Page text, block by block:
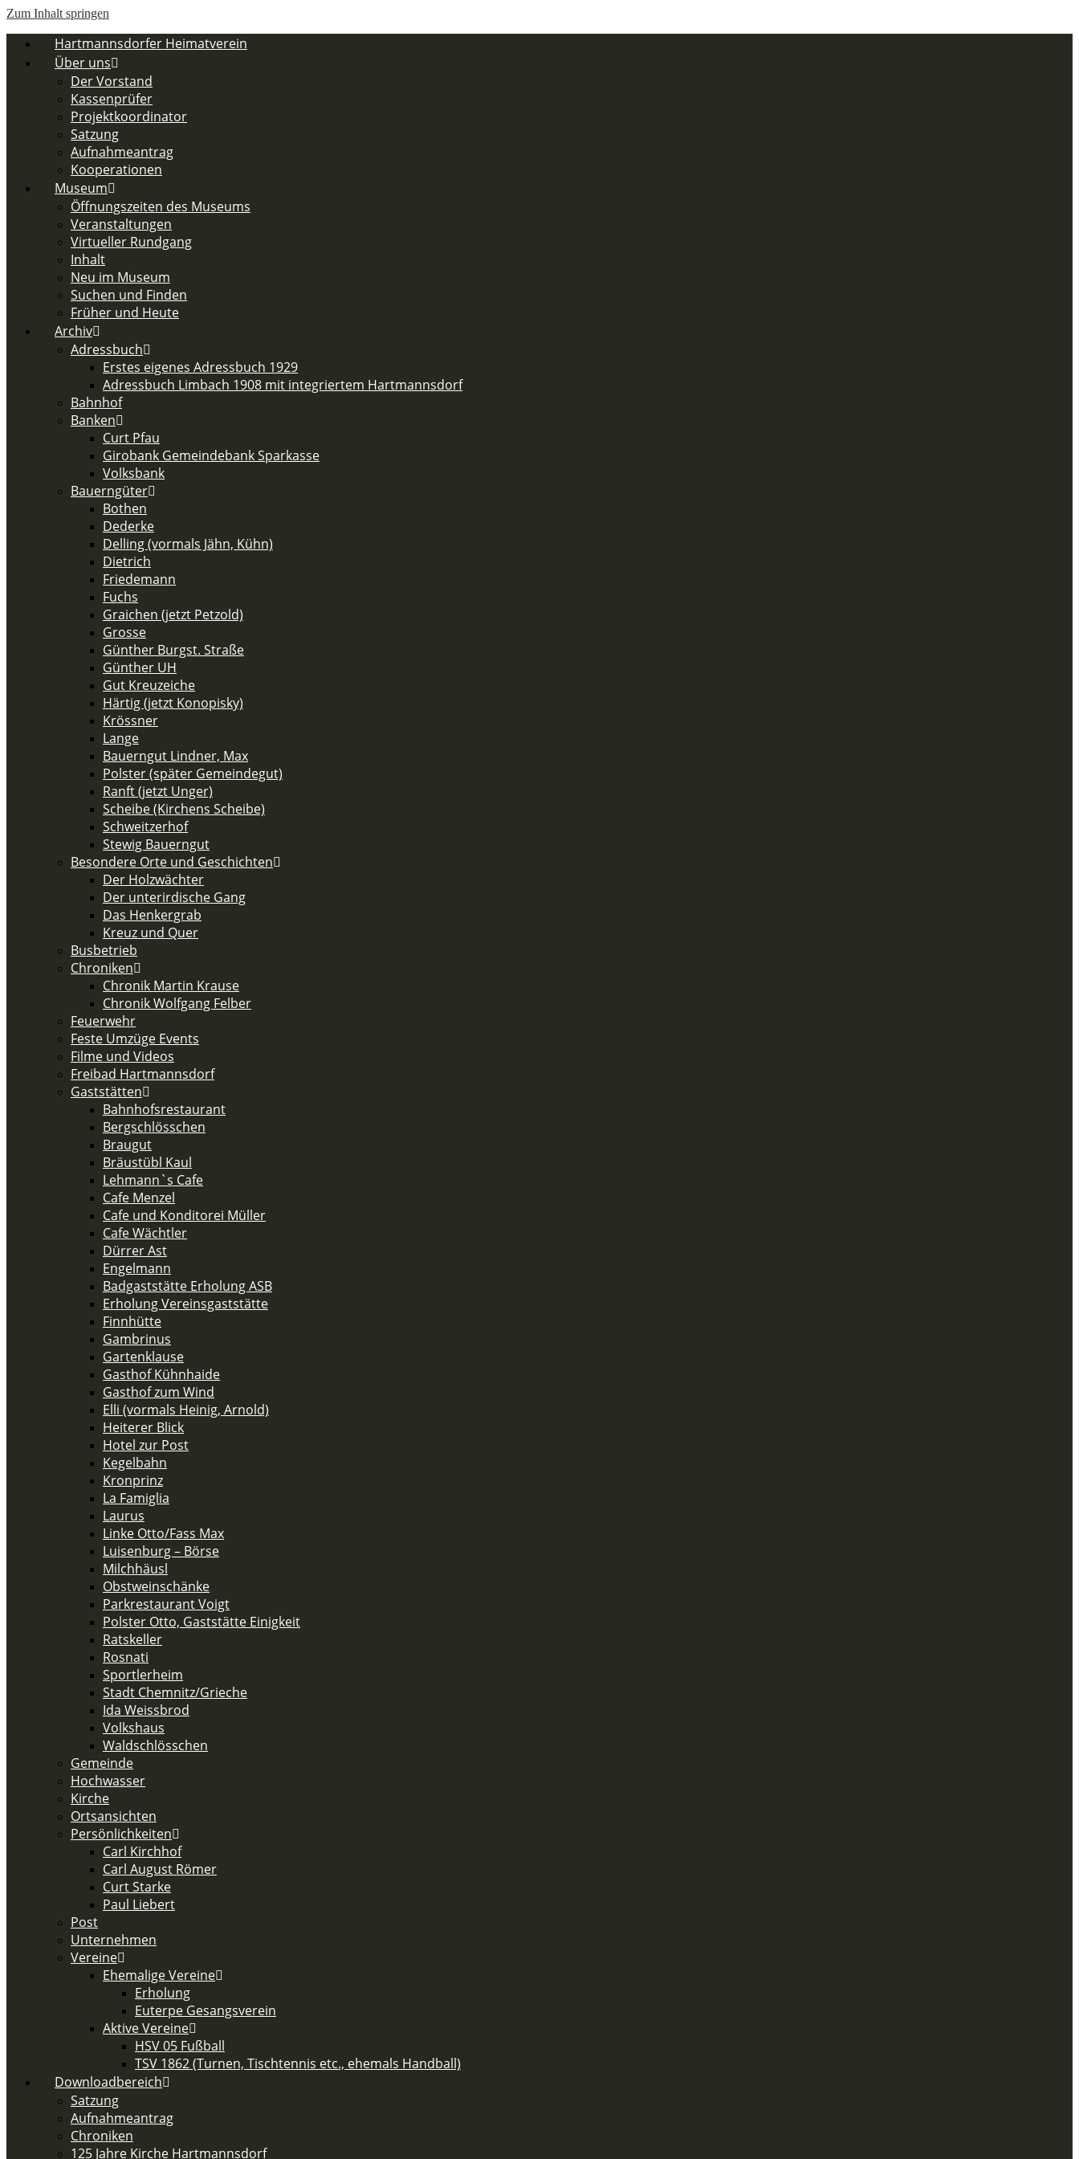
Zum Inhalt springen
Hartmannsdorfer Heimatverein
Über uns
Der Vorstand
Kassenprüfer
Projektkoordinator
Satzung
Aufnahmeantrag
Kooperationen
Museum
Öffnungszeiten des Museums
Veranstaltungen
Virtueller Rundgang
Inhalt
Neu im Museum
Suchen und Finden
Früher und Heute
Archiv
Adressbuch
Erstes eigenes Adressbuch 1929
Adressbuch Limbach 1908 mit integriertem Hartmannsdorf
Bahnhof
Banken
Curt Pfau
Girobank Gemeindebank Sparkasse
Volksbank
Bauerngüter
Bothen
Dederke
Delling (vormals Jähn, Kühn)
Dietrich
Friedemann
Fuchs
Graichen (jetzt Petzold)
Grosse
Günther Burgst. Straße
Günther UH
Gut Kreuzeiche
Härtig (jetzt Konopisky)
Krössner
Lange
Bauerngut Lindner, Max
Polster (später Gemeindegut)
Ranft (jetzt Unger)
Scheibe (Kirchens Scheibe)
Schweitzerhof
Stewig Bauerngut
Besondere Orte und Geschichten
Der Holzwächter
Der unterirdische Gang
Das Henkergrab
Kreuz und Quer
Busbetrieb
Chroniken
Chronik Martin Krause
Chronik Wolfgang Felber
Feuerwehr
Feste Umzüge Events
Filme und Videos
Freibad Hartmannsdorf
Gaststätten
Bahnhofsrestaurant
Bergschlösschen
Braugut
Bräustübl Kaul
Lehmann`s Cafe
Cafe Menzel
Cafe und Konditorei Müller
Cafe Wächtler
Dürrer Ast
Engelmann
Badgaststätte Erholung ASB
Erholung Vereinsgaststätte
Finnhütte
Gambrinus
Gartenklause
Gasthof Kühnhaide
Gasthof zum Wind
Elli (vormals Heinig, Arnold)
Heiterer Blick
Hotel zur Post
Kegelbahn
Kronprinz
La Famiglia
Laurus
Linke Otto/Fass Max
Luisenburg – Börse
Milchhäusl
Obstweinschänke
Parkrestaurant Voigt
Polster Otto, Gaststätte Einigkeit
Ratskeller
Rosnati
Sportlerheim
Stadt Chemnitz/Grieche
Ida Weissbrod
Volkshaus
Waldschlösschen
Gemeinde
Hochwasser
Kirche
Ortsansichten
Persönlichkeiten
Carl Kirchhof
Carl August Römer
Curt Starke
Paul Liebert
Post
Unternehmen
Vereine
Ehemalige Vereine
Erholung
Euterpe Gesangsverein
Aktive Vereine
HSV 05 Fußball
TSV 1862 (Turnen, Tischtennis etc., ehemals Handball)
Downloadbereich
Satzung
Aufnahmeantrag
Chroniken
125 Jahre Kirche Hartmannsdorf